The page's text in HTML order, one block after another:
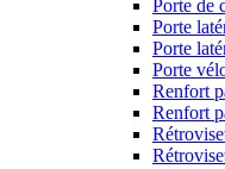
Porte de
Porte
Porte
Porte
Renfort
Renfort